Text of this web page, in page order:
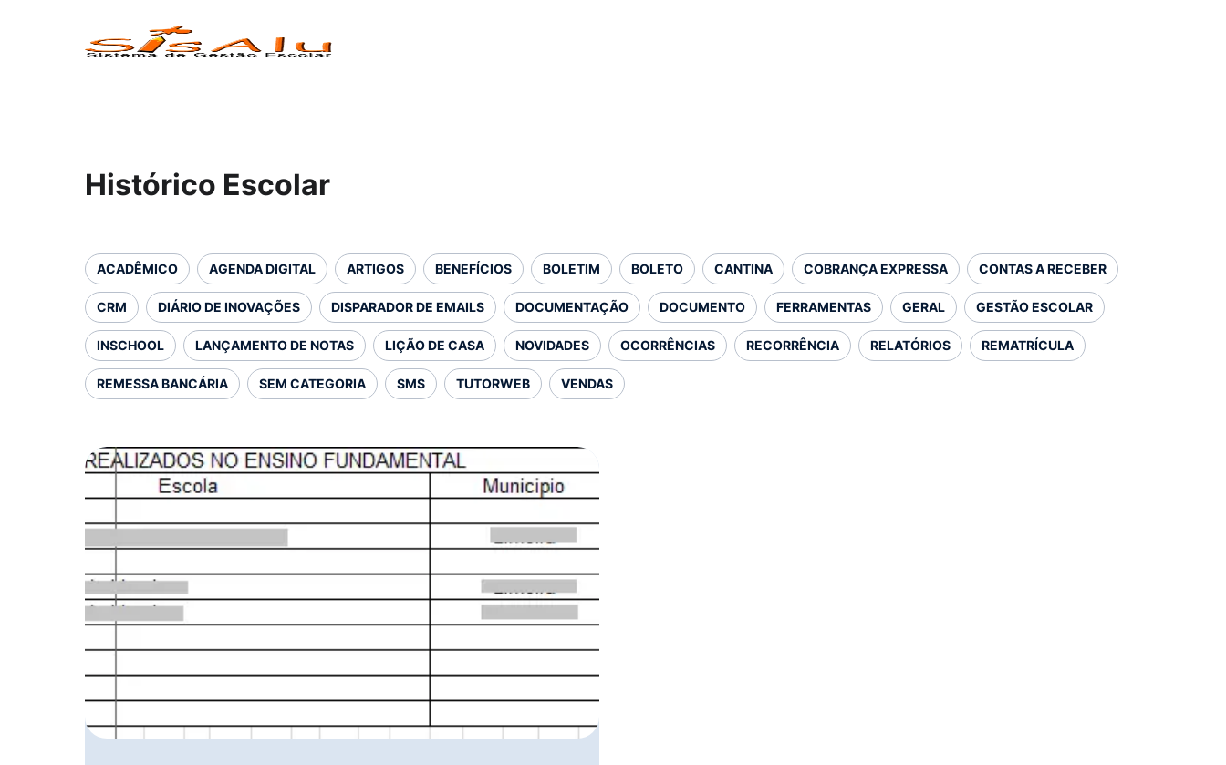
Histórico Escolar
ACADÊMICO AGENDA DIGITAL ARTIGOS BENEFÍCIOS BOLETIM BOLETO CANTINA COBRANÇA EXPRESSA CONTAS A RECEBER
CRM DIÁRIO DE INOVAÇÕES DISPARADOR DE EMAILS DOCUMENTAÇÃO DOCUMENTO FERRAMENTAS GERAL GESTÃO ESCOLAR
INSCHOOL LANÇAMENTO DE NOTAS LIÇÃO DE CASA NOVIDADES OCORRÊNCIAS RECORRÊNCIA RELATÓRIOS REMATRÍCULA
REMESSA BANCÁRIA SEM CATEGORIA SMS TUTORWEB VENDAS